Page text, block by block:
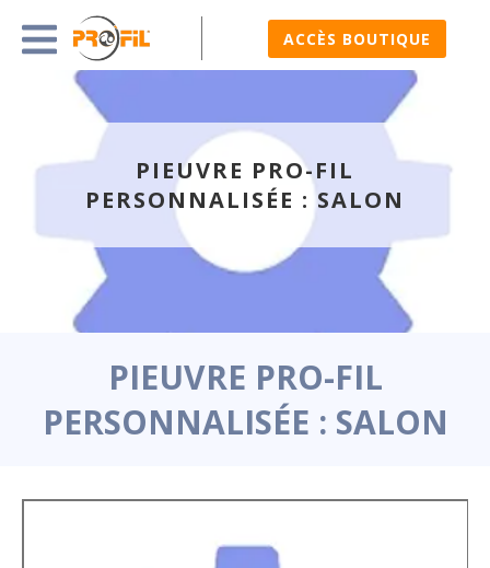
ACCÈS BOUTIQUE
PIEUVRE PRO-FIL
PERSONNALISÉE : SALON
PIEUVRE PRO-FIL
PERSONNALISÉE : SALON